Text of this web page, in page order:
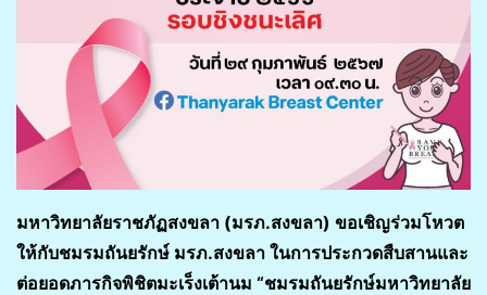
มหาวิทยาลัยราชภัฏสงขลา (มรภ.สงขลา) ขอเชิญร่วมโหวต
ให้กับชมรมถันยรักษ์ มรภ.สงขลา ในการประกวดสืบสานและ
ต่อยอดภารกิจพิชิตมะเร็งเต้านม “ชมรมถันยรักษ์มหาวิทยาลัย